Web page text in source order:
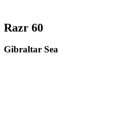
Razr 60
Gibraltar Sea